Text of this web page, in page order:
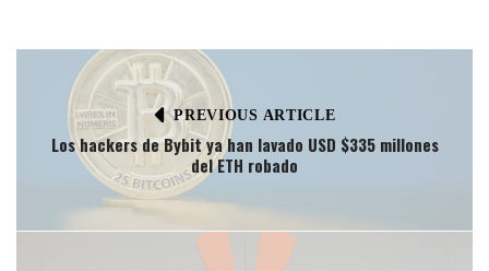
PREVIOUS ARTICLE
Los hackers de Bybit ya han lavado USD $335 millones
del ETH robado